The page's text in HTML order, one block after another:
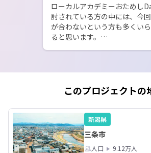
ローカルアカデミーおためし
討されている方の中には、今
が合わないという方も多くい
ると思います。
関心のある方はお気軽にご連絡
い。まずはお話をお伺いした
日程、行程等をご相談させて頂
す。
このプロジェクトの
新潟県
三条市
人口 9.12万人